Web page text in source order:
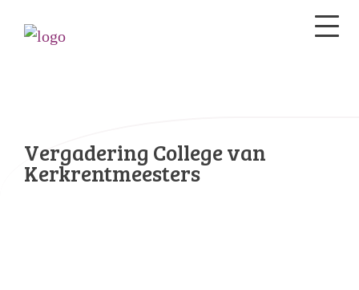
Vergadering College van
Kerkrentmeesters